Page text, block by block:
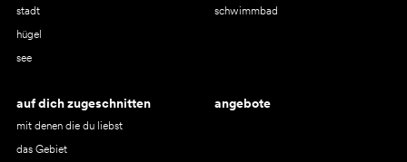
stadt
hügel
see
schwimmbad
auf dich zugeschnitten
mit denen die du liebst
das Gebiet
angebote